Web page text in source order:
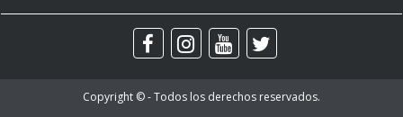
Copyright © - Todos los derechos reservados.